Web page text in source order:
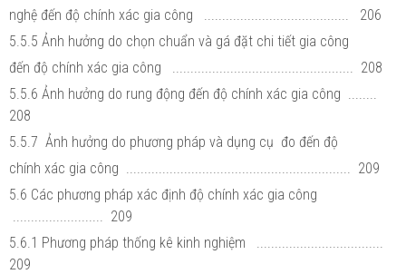
nghệ đến độ chính xác gia công ........................................ 206
5.5.5 Ảnh hưởng do chọn chuẩn và gá đặt chi tiết gia công
đến độ chính xác gia công .................................................. 208
5.5.6 Ảnh hưởng do rung động đến độ chính xác gia công ........
208
5.5.7 Ảnh hưởng do phương pháp và dụng cụ đo đến độ
chính xác gia công .............................................................. 209
5.6 Các phương pháp xác định độ chính xác gia công
......................... 209
5.6.1 Phương pháp thống kê kinh nghiệm ...................................
209